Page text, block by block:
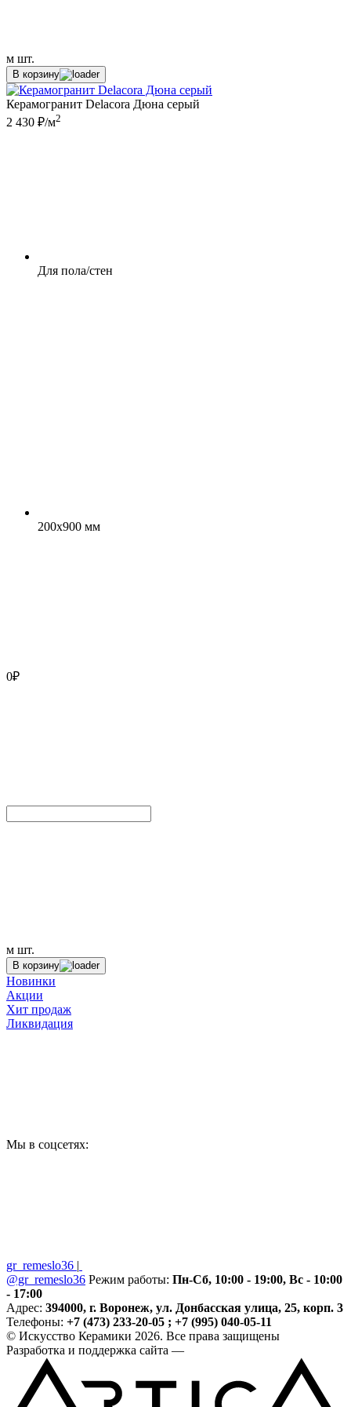
м шт.
В корзину
Керамогранит Delacora Дюна серый
2 430 ₽/м2
Для пола/стен
200x900 мм
0₽
м шт.
В корзину
Новинки
Акции
Хит продаж
Ликвидация
Мы в соцсетях:
gr_remeslo36 |
@gr_remeslo36 Режим работы: Пн-Сб, 10:00 - 19:00, Вс - 10:00
- 17:00
Адрес: 394000, г. Воронеж, ул. Донбасская улица, 25, корп. 3
Телефоны: +7 (473) 233-20-05 ; +7 (995) 040-05-11
© Искусство Керамики 2026. Все права защищены
Разработка и поддержка сайта —